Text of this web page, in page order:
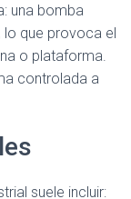
una bomba
lo que provoca el
o plataforma.
controlada a
suele incluir: